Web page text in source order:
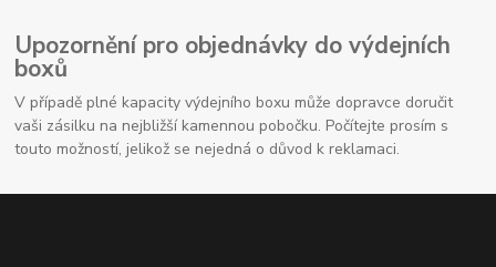
Upozornění pro objednávky do výdejních
boxů
V případě plné kapacity výdejního boxu může dopravce doručit
vaši zásilku na nejbližší kamennou pobočku. Počítejte prosím s
touto možností, jelikož se nejedná o důvod k reklamaci.